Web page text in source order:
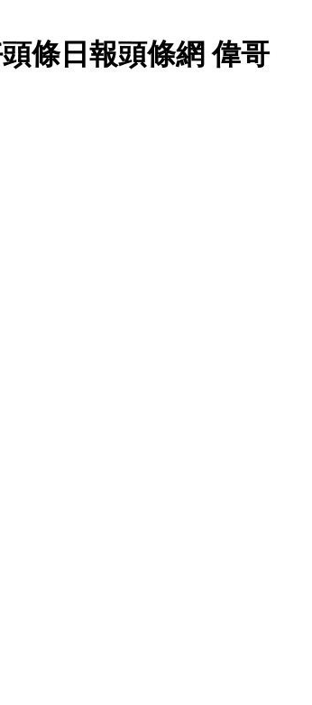
條日報頭條網 偉哥